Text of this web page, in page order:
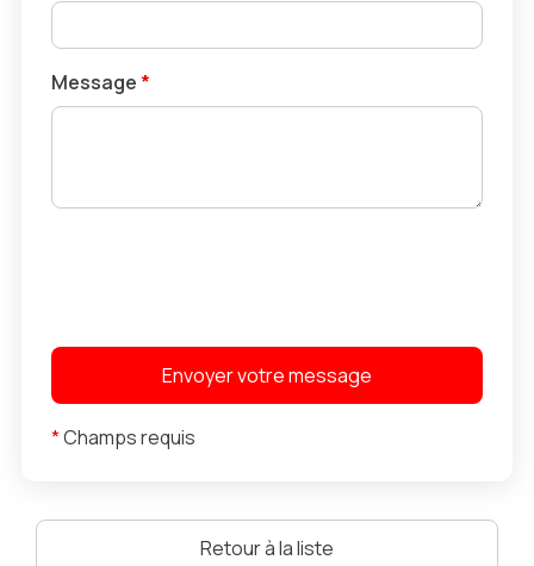
Message *
*Champs requis
Retour à la liste